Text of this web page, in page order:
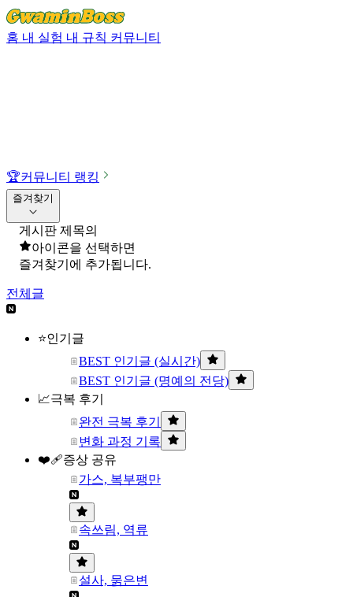
홈 내 실험 내 규칙 커뮤니티
🏆커뮤니티 랭킹
즐겨찾기
게시판 제목의
아이콘을 선택하면
즐겨찾기에 추가됩니다.
전체글
⭐인기글
BEST 인기글 (실시간)
BEST 인기글 (명예의 전당)
📈극복 후기
완전 극복 후기
변화 과정 기록
❤️‍🩹증상 공유
가스, 복부팽만
속쓰림, 역류
설사, 묽은변